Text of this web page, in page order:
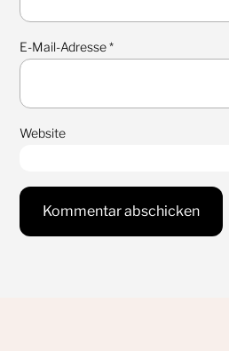
E-Mail-Adresse*
Website